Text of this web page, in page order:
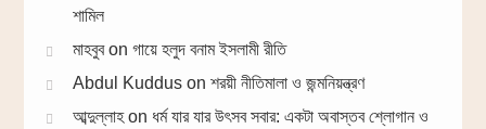
শামিল
মাহবুবon গায়ে হলুদ বনাম ইসলামী রীতি
Abdul Kudduson শরয়ী নীতিমালা ও জন্মনিয়ন্ত্রণ
আব্দুল্লাহon ধর্ম যার যার উৎসব সবার: একটা অবাস্তব শ্লোগান ও